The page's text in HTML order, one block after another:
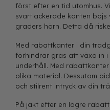
först efter en tid utomhus.
svartlackerade kanten böjs
graders hörn. Detta då
Med rabattkanter i din
förhindrar gräs att växa in
underhåll. Med
olika material. Dessutom
och stilrent intryck av din
På jakt efter en lägre